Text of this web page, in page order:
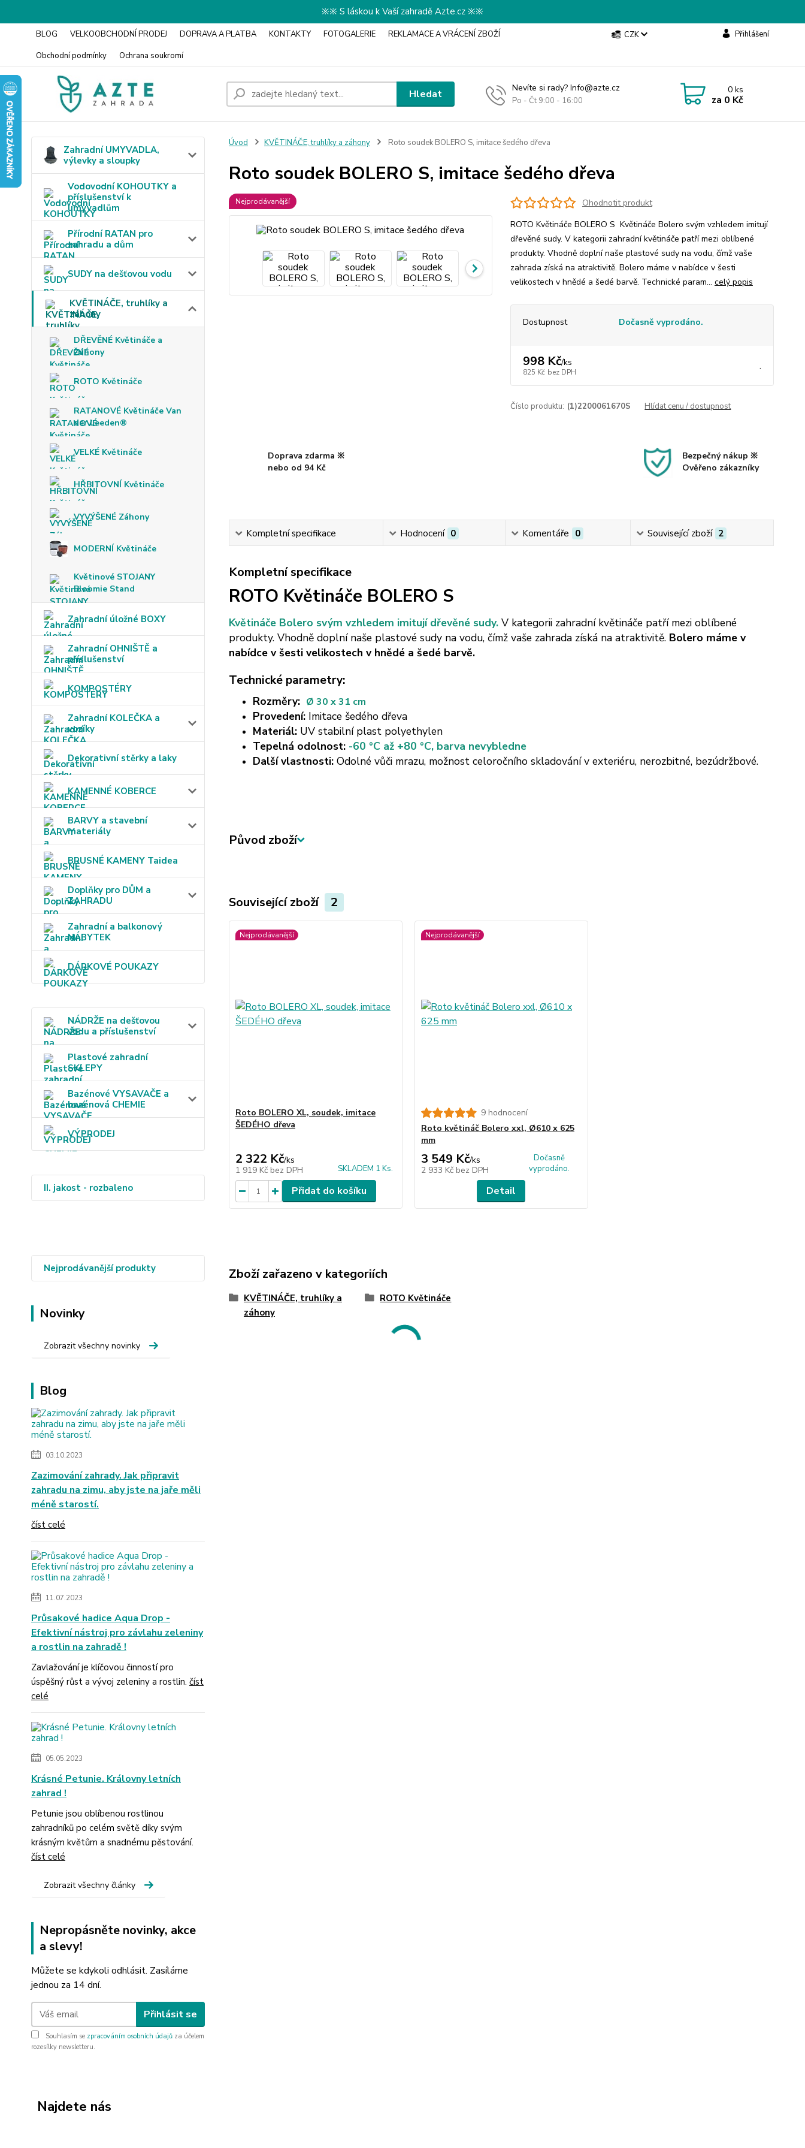
※※ S láskou k Vaší zahradě Azte.cz ※※
BLOG VELKOOBCHODNÍ PRODEJ DOPRAVA A PLATBA KONTAKTY FOTOGALERIE
REKLAMACE A VRÁCENÍ ZBOŽÍ
Obchodní podmínky
Ochrana soukromí
CZK Přihlášení
Hledat Nevíte si rady? Info@azte.cz
Po - Čt 9:00 - 16:00
0ks
za 0 Kč
Zahradní UMYVADLA,
výlevky a sloupky
Vodovodní KOHOUTKY a
příslušenství k
umyvadlům
Přírodní RATAN pro
zahradu a dům
SUDY na dešťovou vodu
KVĚTINÁČE, truhlíky a
záhony
DŘEVĚNÉ Květináče a
Záhony
ROTO Květináče
RATANOVÉ Květináče Van
der Leeden®
VELKÉ Květináče
HŘBITOVNÍ Květináče
VYVÝŠENÉ Záhony
MODERNÍ Květináče
Květinové STOJANY
Bloomie Stand
Zahradní úložné BOXY
Zahradní OHNIŠTĚ a
příslušenství
KOMPOSTÉRY
Zahradní KOLEČKA a
vozíky
Dekorativní stěrky a laky
KAMENNÉ KOBERCE
BARVY a stavební
materiály
BRUSNÉ KAMENY Taidea
Doplňky pro DŮM a
ZAHRADU
Zahradní a balkonový
NÁBYTEK
DÁRKOVÉ POUKAZY
NÁDRŽE na dešťovou
vodu a příslušenství
Plastové zahradní
SKLEPY
Bazénové VYSAVAČE a
bazénová CHEMIE
VÝPRODEJ
II. jakost - rozbaleno
Nejprodávanější produkty
Novinky
Zobrazit všechny novinky
Blog
03.10.2023
Zazimování zahrady. Jak připravit
zahradu na zimu, aby jste na jaře měli
méně starostí.
číst celé
11.07.2023
Průsakové hadice Aqua Drop -
Efektivní nástroj pro závlahu zeleniny
a rostlin na zahradě !
Zavlažování je klíčovou činností pro
úspěšný růst a vývoj zeleniny a rostlin. číst
celé
05.05.2023
Krásné Petunie. Královny letních
zahrad !
Petunie jsou oblíbenou rostlinou
zahradníků po celém světě díky svým
krásným květům a snadnému pěstování.
číst celé
Zobrazit všechny články
Nepropásněte novinky, akce
a slevy!
Můžete se kdykoli odhlásit. Zasíláme
jednou za 14 dní.
Přihlásit se
Souhlasím se zpracováním osobních údajů za účelem
rozesílky newsletteru.
Najdete nás
Úvod KVĚTINÁČE, truhlíky a záhony Roto soudek BOLERO S, imitace šedého dřeva
Roto soudek BOLERO S, imitace šedého dřeva
Nejprodávanější
Ohodnotit produkt
ROTO Květináče BOLERO S Květináče Bolero svým vzhledem imitují
dřevěné sudy. V kategorii zahradní květináče patří mezi oblíbené
produkty. Vhodně doplní naše plastové sudy na vodu, čímž vaše
zahrada získá na atraktivitě. Bolero máme v nabídce v šesti
velikostech v hnědé a šedé barvě. Technické param... celý popis
Dostupnost Dočasně vyprodáno.
998 Kč/ks
825 Kč bez DPH .
Číslo produktu: (1)2200061670S Hlídat cenu / dostupnost
Doprava zdarma ※
nebo od 94 Kč
Bezpečný nákup ※
Ověřeno zákazníky
Kompletní specifikace Hodnocení 0 Komentáře 0 Související zboží 2
Kompletní specifikace
ROTO Květináče BOLERO S
Květináče Bolero svým vzhledem imitují dřevěné sudy. V kategorii zahradní květináče patří mezi oblíbené
produkty. Vhodně doplní naše plastové sudy na vodu, čímž vaše zahrada získá na atraktivitě. Bolero máme v
nabídce v šesti velikostech v hnědé a šedé barvě.
Technické parametry:
Rozměry: Ø 30 x 31 cm
Provedení:Imitace šedého dřeva
Materiál:UV stabilní plast polyethylen
Tepelná odolnost:-60 °C až +80 °C, barva nevybledne
Další vlastnosti:Odolné vůči mrazu, možnost celoročního skladování v exteriéru, nerozbitné, bezúdržbové.
Původ zboží
Související zboží 2
Nejprodávanější
Roto BOLERO XL, soudek, imitace
ŠEDÉHO dřeva
2 322 Kč/ks
1 919 Kč bez DPH SKLADEM 1 Ks.
Přidat do košíku
Nejprodávanější
9 hodnocení
Roto květináč Bolero xxl, Ø610 x 625
mm
3 549 Kč/ks
2 933 Kč bez DPH
Dočasně
vyprodáno.
Detail
Zboží zařazeno v kategoriích
KVĚTINÁČE, truhlíky a
záhony
ROTO Květináče